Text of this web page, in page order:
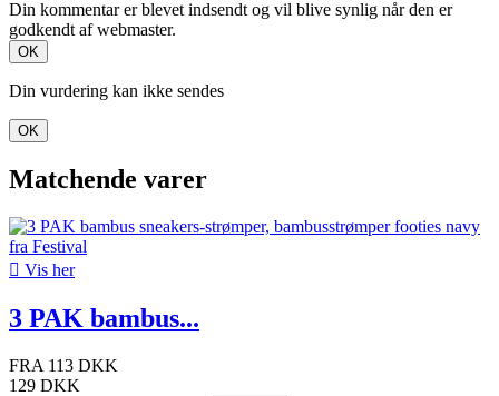
Din kommentar er blevet indsendt og vil blive synlig når den er
godkendt af webmaster.
OK
Din vurdering kan ikke sendes
OK
Matchende varer
 Vis her
3 PAK bambus...
FRA 113 DKK
129 DKK